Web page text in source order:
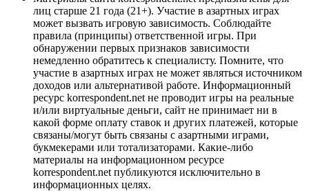
лиц старше 21 года (21+). Участие в азартных играх
может вызвать игровую зависимость. Соблюдайте
правила (принципы) ответственной игры. При
обнаружении первых признаков зависимости
немедленно обратитесь к специалисту. Помните, что
участие в азартных играх не может являться источником
доходов или альтернативой работе. Информационный
ресурс korrespondent.net не проводит игры на реальные
и/или виртуальные деньги, сайт не принимает ни в
какой форме оплату ставок и других платежей, которые
связаны/могут быть связаны с азартными играми,
букмекерами или тотализаторами. Какие-либо
материалы на информационном ресурсе
korrespondent.net публикуются исключительно в
информационных целях.